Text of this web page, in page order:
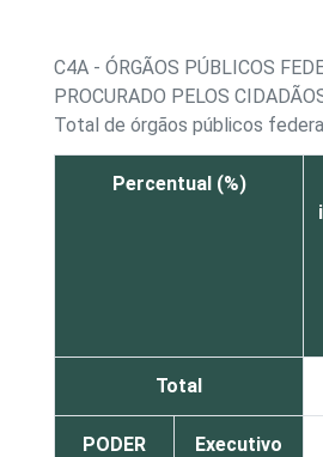
C4A - ÓRGÃOS PÚBLICOS
PROCURADO PELOS
Total de órgãos públicos
Percentual (%)
Total
PODER Executivo